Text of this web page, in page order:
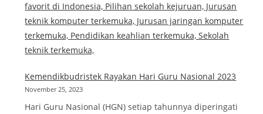
favorit di Indonesia, Pilihan sekolah kejuruan, Jurusan
teknik komputer terkemuka, Jurusan jaringan komputer
terkemuka, Pendidikan keahlian terkemuka, Sekolah
teknik terkemuka,
Kemendikbudristek Rayakan Hari Guru Nasional 2023
November 25, 2023
Hari Guru Nasional (HGN) setiap tahunnya diperingati